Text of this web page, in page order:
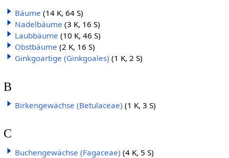
Bäume (14 K, 64 S)
Nadelbäume (3 K, 16 S)
Laubbäume (10 K, 46 S)
Obstbäume (2 K, 16 S)
Ginkgoartige (Ginkgoales) (1 K, 2 S)
B
Birkengewächse (Betulaceae) (1 K, 3 S)
C
Buchengewächse (Fagaceae) (4 K, 5 S)